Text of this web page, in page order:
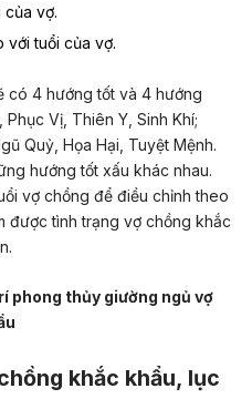
của vợ.
với tuổi của vợ.
có 4 hướng tốt và 4 hướng
Vị, Thiên Y, Sinh Khí;
Quỷ, Họa Hại, Tuyệt Mệnh.
hướng tốt xấu khác nhau.
vợ chồng để điều chỉnh theo
được tình trạng vợ chồng khắc
phong thủy giường ngủ vợ
khắc khẩu, lục